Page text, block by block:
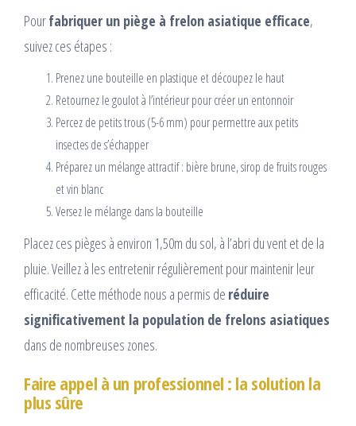
Pourfabriquer un piège à frelon asiatique efficace,
suivez ces étapes :
Prenez une bouteille en plastique et découpez le haut
Retournez le goulot à l’intérieur pour créer un entonnoir
Percez de petits trous (5-6 mm) pour permettre aux petits
insectes de s’échapper
Préparez un mélange attractif : bière brune, sirop de fruits rouges
et vin blanc
Versez le mélange dans la bouteille
Placez ces pièges à environ 1,50m du sol, à l’abri du vent et de la
pluie. Veillez à les entretenir régulièrement pour maintenir leur
efficacité. Cette méthode nous a permis de réduire
significativement la population de frelons asiatiques
dans de nombreuses zones.
Faire appel à un professionnel : la solution la
plus sûre